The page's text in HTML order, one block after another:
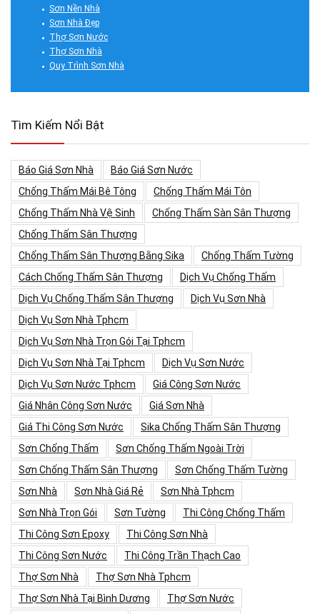
Sơn Nền Nhà
Sơn Nhà Đẹp
Thợ Sơn Nước
Thợ Sơn Nhà
Quy Trình Sơn Nhà
Tìm Kiếm Nổi Bật
Báo Giá Sơn Nhà
Báo Giá Sơn Nước
Chống Thấm Mái Bê Tông
Chống Thấm Mái Tôn
Chống Thấm Nhà Vệ Sinh
Chống Thấm Sàn Sân Thượng
Chống Thấm Sân Thượng
Chống Thấm Sân Thượng Bằng Sika
Chống Thấm Tường
Cách Chống Thấm Sân Thượng
Dịch Vụ Chống Thấm
Dịch Vụ Chống Thấm Sân Thượng
Dịch Vụ Sơn Nhà
Dịch Vụ Sơn Nhà Tphcm
Dịch Vụ Sơn Nhà Trọn Gói Tại Tphcm
Dịch Vụ Sơn Nhà Tại Tphcm
Dịch Vụ Sơn Nước
Dịch Vụ Sơn Nước Tphcm
Giá Công Sơn Nước
Giá Nhân Công Sơn Nước
Giá Sơn Nhà
Giá Thi Công Sơn Nước
Sika Chống Thấm Sân Thượng
Sơn Chống Thấm
Sơn Chống Thấm Ngoài Trời
Sơn Chống Thấm Sân Thượng
Sơn Chống Thấm Tường
Sơn Nhà
Sơn Nhà Giá Rẻ
Sơn Nhà Tphcm
Sơn Nhà Trọn Gói
Sơn Tường
Thi Công Chống Thấm
Thi Công Sơn Epoxy
Thi Công Sơn Nhà
Thi Công Sơn Nước
Thi Công Trần Thạch Cao
Thợ Sơn Nhà
Thợ Sơn Nhà Tphcm
Thợ Sơn Nhà Tại Bình Dương
Thợ Sơn Nước